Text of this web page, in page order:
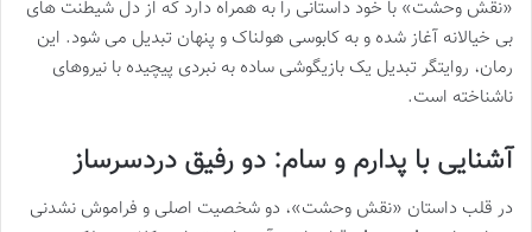
«نقش وحشت» با خود داستانی را به همراه دارد که از دل شیطنت های
بی خیالانه آغاز شده و به کابوسی هولناک و پنهان تبدیل می شود. این
رمان، روایتگر تبدیل یک بازیگوشی ساده به نبردی پیچیده با نیروهای
ناشناخته است.
آشنایی با پدارم و سام: دو رفیق دردسرساز
در قلب داستان «نقش وحشت»، دو شخصیت اصلی و فراموش نشدنی